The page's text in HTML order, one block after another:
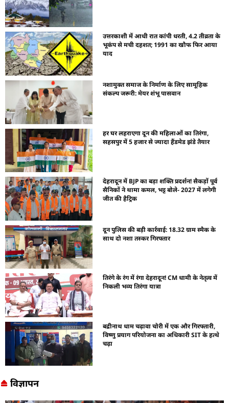
उत्तरकाशी में आधी रात कांपी धरती, 4.2 तीव्रता के
भूकंप से मची दहशत; 1991 का खौफ फिर आया
याद
नशामुक्त समाज के निर्माण के लिए सामूहिक
संकल्प जरूरी: मेयर शंभू पासवान
हर घर लहराएगा दून की महिलाओं का तिरंगा,
सहसपुर में 5 हजार से ज्यादा हैंडमेड झंडे तैयार
देहरादून में BJP का बड़ा शक्ति प्रदर्शन! सैकड़ों पूर्व
सैनिकों ने थामा कमल, भट्ट बोले- 2027 में लगेगी
जीत की हैट्रिक
दून पुलिस की बड़ी कार्रवाई: 18.32 ग्राम स्मैक के
साथ दो नशा तस्कर गिरफ्तार
तिरंगे के रंग में रंगा देहरादून! CM धामी के नेतृत्व में
निकली भव्य तिरंगा यात्रा
बद्रीनाथ धाम चढ़ावा चोरी में एक और गिरफ्तारी,
विष्णु प्रयाग परियोजना का अधिकारी SIT के हत्थे
चढ़ा
विज्ञापन